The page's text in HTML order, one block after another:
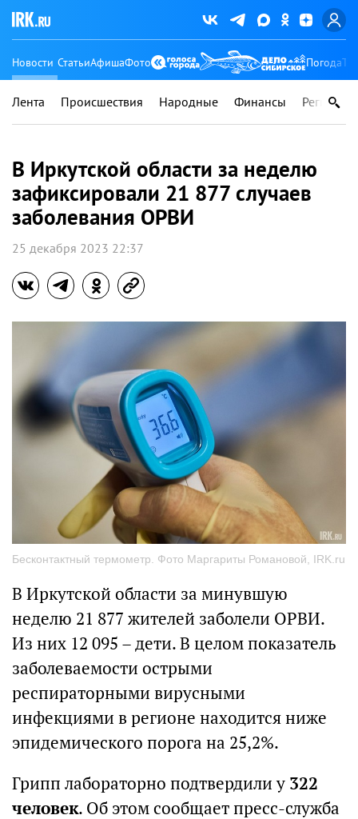
Новости СтатьиАфишаФото Погода
Лента Происшествия Народные Финансы Регионы
В Иркутской области за неделю
зафиксировали 21 877 случаев
заболевания ОРВИ
25 декабря 2023 22:37
Бесконтактный термометр. Фото Маргариты Романовой, IRK.ru
В Иркутской области за минувшую
неделю 21 877 жителей заболели ОРВИ.
Из них 12 095 – дети. В целом показатель
заболеваемости острыми
респираторными вирусными
инфекциями в регионе находится ниже
эпидемического порога на 25,2%.
Грипп лабораторно подтвердили у 322
человек. Об этом сообщает пресс-служба